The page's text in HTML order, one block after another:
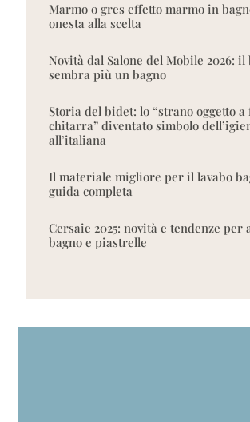
Marmo o gres effetto marmo in
onesta alla scelta
Novità dal Salone del Mobile 2026: il
sembra più un bagno
Storia del bidet: lo “strano oggetto
chitarra” diventato simbolo
all’italiana
Il materiale migliore per il lavabo
guida completa
Cersaie 2025: novità e tendenze per
bagno e piastrelle